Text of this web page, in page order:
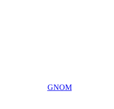
GNOM